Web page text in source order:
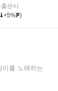
출판사
+5% )
를 노래하는